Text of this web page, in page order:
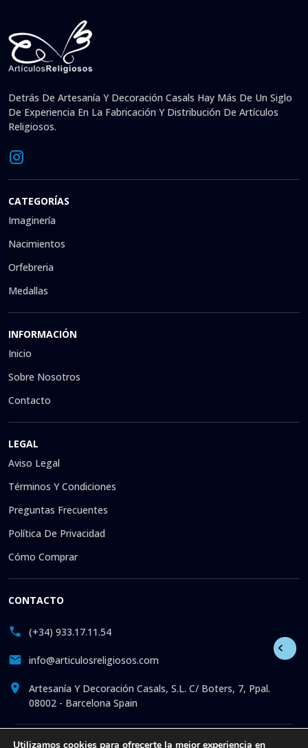
Detrás De Artesanía Y Decoración Casals Hay Más De Un Siglo
De Experiencia En La Fabricación Y Distribución De Artículos
Religiosos.
CATEGORÍAS
Imaginería
Nacimientos
Orfebreria
Medallas
INFORMACIÓN
Inicio
Sobre Nosotros
Contacto
LEGAL
Aviso Legal
Términos Y Condiciones
Preguntas Frecuentes
Política De Privacidad
Cómo Comprar
CONTACTO
(+34) 933.17.11.54
info@articulosreligiosos.com
Artesanía Y Decoración Casals, S.L. C/ Boters, 7, Ppal.
08002 - Barcelona Spain
© 2026 © 1992-presente Artesanía y Decoración Casals, S.L.
Utilizamos cookies para ofrecerte la mejor experiencia en